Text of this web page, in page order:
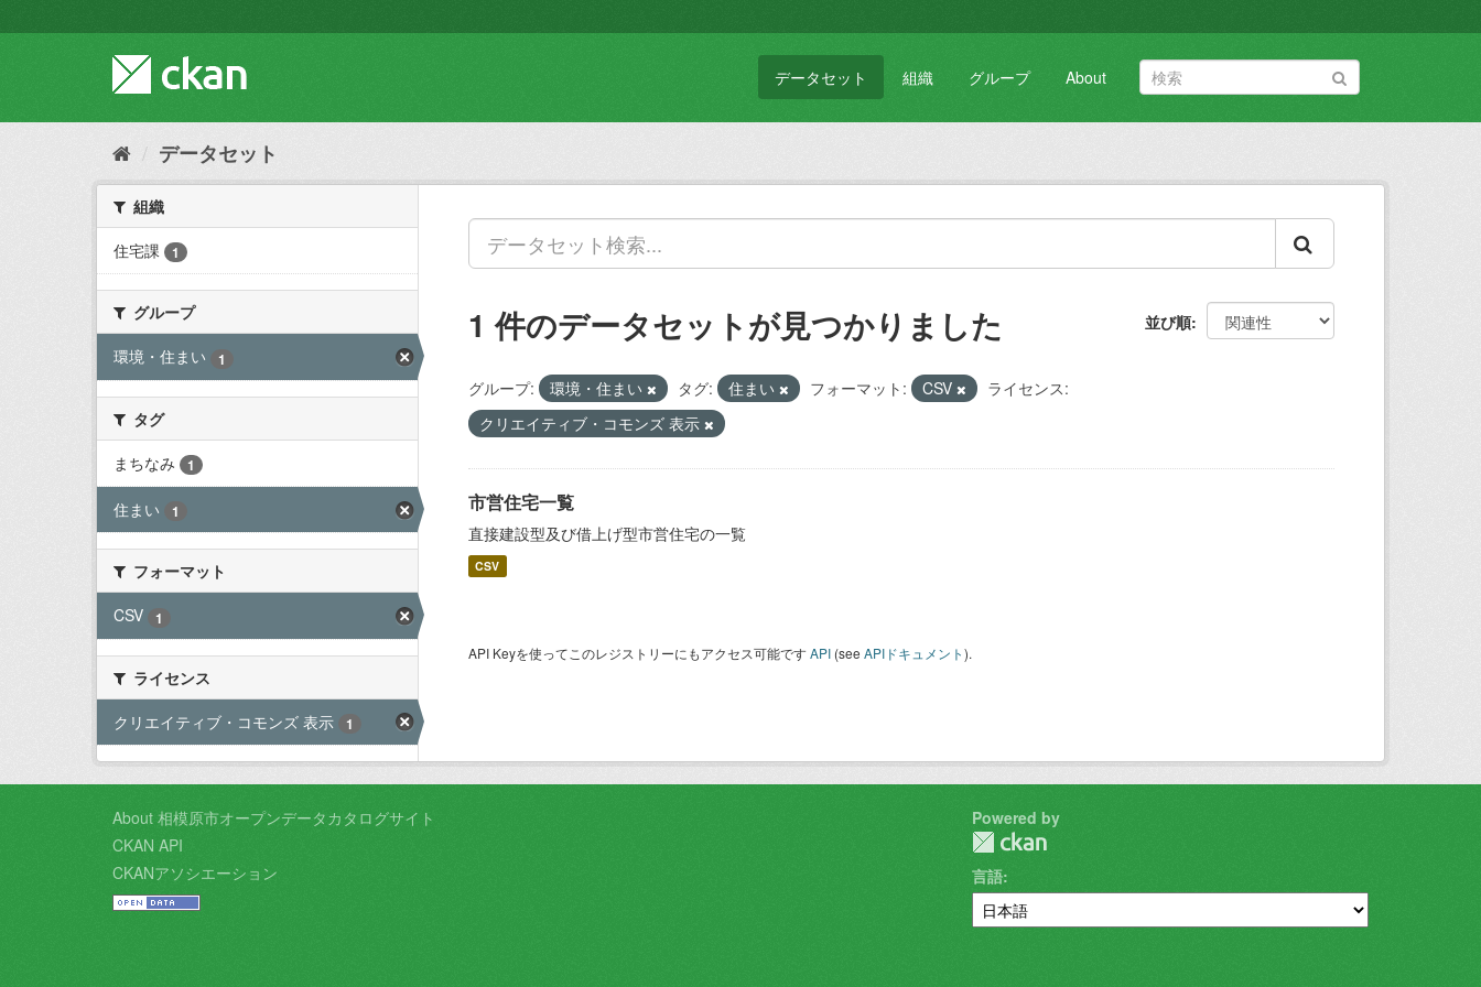
キ
て
データセット 組織 グループ About
データセット
組織
住宅課
1
グループ
環境・住まい
1
タグ
まちなみ
1
住まい 1
フォーマット
CSV
1
ライセンス
クリエイティブ・コモンズ 表示
1
並び順
1 件のデータセットが見つかりました
グループ: 環境・住まい タグ: 住まい フォーマット: CSV
ライセンス:
クリエイティブ・コモンズ 表示
市営住宅一覧
直接建設型及び借上げ型市営住宅の一覧
CSV
API Keyを使ってこのレジストリーにもアクセス可能ですAPI (see APIドキュメント).
About 相模原市オープンデータカタログサイト
CKAN API
CKANアソシエーション
Powered by
言語